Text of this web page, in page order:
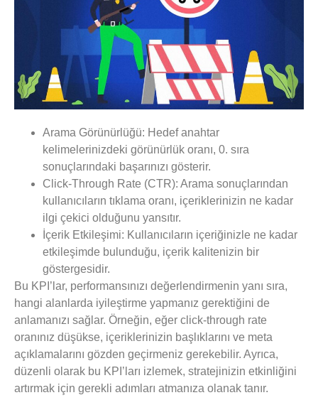
Arama Görünürlüğü: Hedef anahtar
kelimelerinizdeki görünürlük oranı, 0. sıra
sonuçlarındaki başarınızı gösterir.
Click-Through Rate (CTR): Arama sonuçlarından
kullanıcıların tıklama oranı, içeriklerinizin ne kadar
ilgi çekici olduğunu yansıtır.
İçerik Etkileşimi: Kullanıcıların içeriğinizle ne kadar
etkileşimde bulunduğu, içerik kalitenizin bir
göstergesidir.
Bu KPI’lar, performansınızı değerlendirmenin yanı sıra,
hangi alanlarda iyileştirme yapmanız gerektiğini de
anlamanızı sağlar. Örneğin, eğer click-through rate
oranınız düşükse, içeriklerinizin başlıklarını ve meta
açıklamalarını gözden geçirmeniz gerekebilir. Ayrıca,
düzenli olarak bu KPI’ları izlemek, stratejinizin etkinliğini
artırmak için gerekli adımları atmanıza olanak tanır.